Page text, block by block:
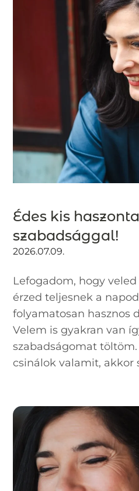
Édes kis
szabadsággal!
2026.07.09.
Lefogadom, hogy
érzed teljesnek a
folyamatosan hasznos
Velem is gyakran van
szabadságomat
csinálok valamit, akkor